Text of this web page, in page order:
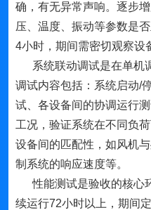
确，有无异常声响。逐步
压、温度、振动等参数是
4小时，期间需密切观察设
系统联动调试是在单机
调试内容包括：系统启动/
试、各设备间的协调运行
工况，验证系统在不同负
设备间的匹配性，如风机
制系统的响应速度等。
性能测试是验收的核心
续运行72小时以上，期间